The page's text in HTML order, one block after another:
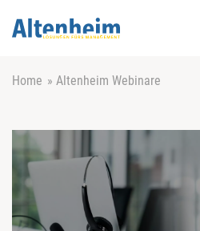
Home » Altenheim Webinare